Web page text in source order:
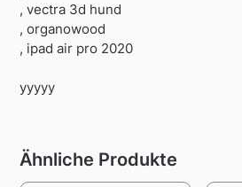
, vectra 3d hund
, organowood
, ipad air pro 2020
yyyyy
Ähnliche Produkte